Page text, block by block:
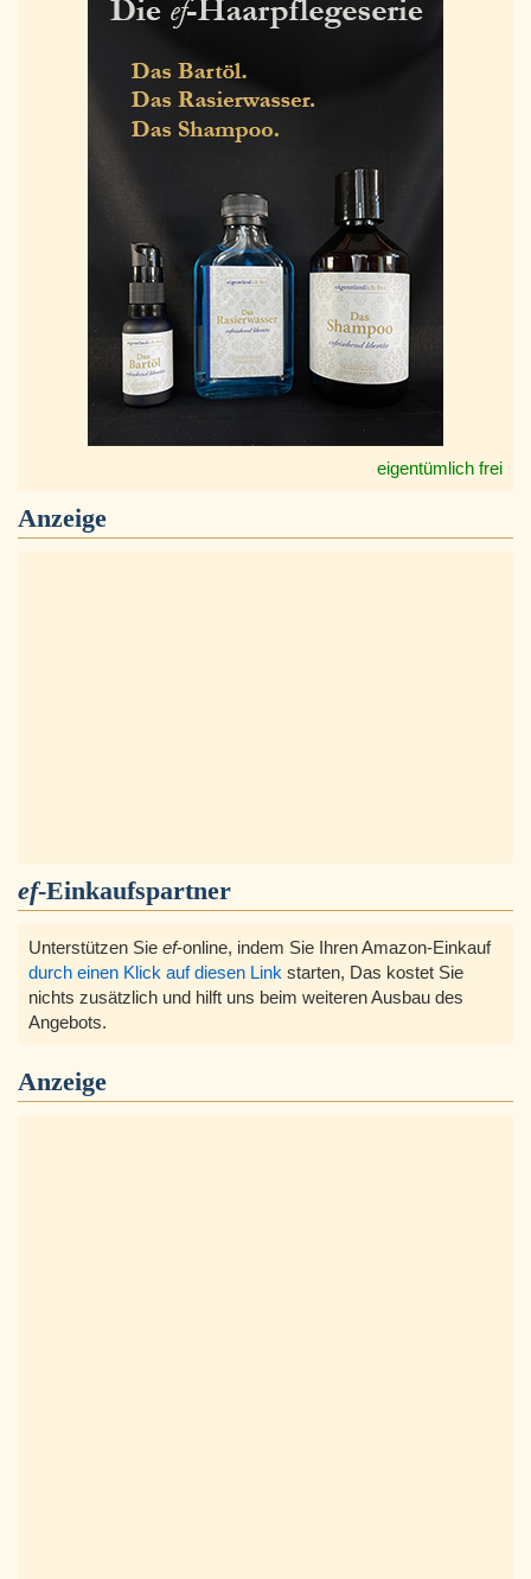
eigentümlich frei
Anzeige
ef-Einkaufspartner
Unterstützen Sie ef-online, indem Sie Ihren Amazon-Einkauf
durch einen Klick auf diesen Link starten, Das kostet Sie
nichts zusätzlich und hilft uns beim weiteren Ausbau des
Angebots.
Anzeige